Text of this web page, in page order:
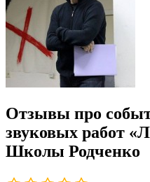
Отзывы про
звуковых работ
Школы Родченко